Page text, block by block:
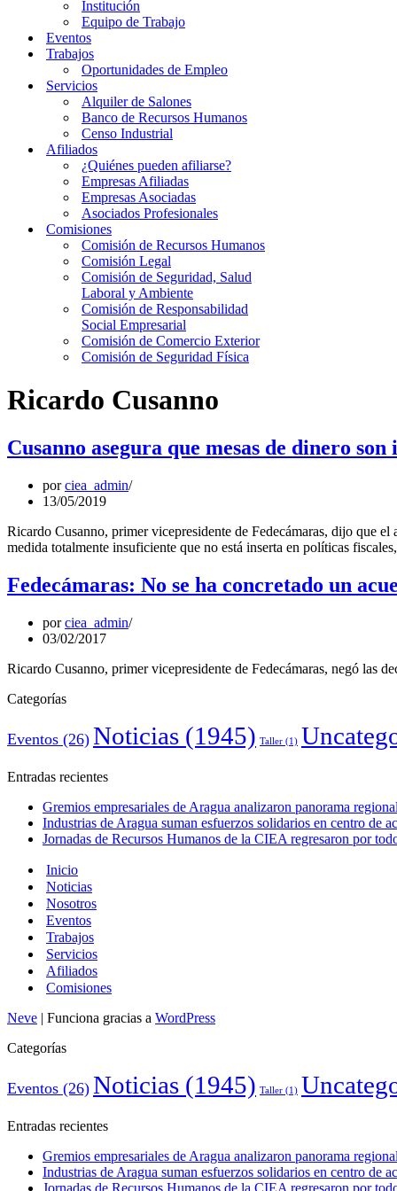
Institución
Equipo de Trabajo
Eventos
Trabajos
Oportunidades de Empleo
Servicios
Alquiler de Salones
Banco de Recursos Humanos
Censo Industrial
Afiliados
¿Quiénes pueden afiliarse?
Empresas Afiliadas
Empresas Asociadas
Asociados Profesionales
Comisiones
Comisión de Recursos Humanos
Comisión Legal
Comisión de Seguridad, Salud
Laboral y Ambiente
Comisión de Responsabilidad
Social Empresarial
Comisión de Comercio Exterior
Comisión de Seguridad Física
Ricardo Cusanno
Cusanno asegura que mesas de dinero
porciea_admin
13/05/2019
Ricardo Cusanno, primer vicepresidente de Fedecámaras, dijo que
medida totalmente insuficiente que no está inserta en políticas
Fedecámaras: No se ha concretado un
porciea_admin
03/02/2017
Ricardo Cusanno, primer vicepresidente de Fedecámaras, negó las
Categorías
Eventos (26) Noticias (1945) Taller (1)
Entradas recientes
Gremios empresariales de Aragua analizaron panorama
Industrias de Aragua suman esfuerzos solidarios en centro de
Jornadas de Recursos Humanos de la CIEA regresaron por
Inicio
Noticias
Nosotros
Eventos
Trabajos
Servicios
Afiliados
Comisiones
Neve | Funciona gracias a WordPress
Categorías
Eventos (26) Noticias (1945) Taller (1)
Entradas recientes
Gremios empresariales de Aragua analizaron panorama
Industrias de Aragua suman esfuerzos solidarios en centro de
Jornadas de Recursos Humanos de la CIEA regresaron por